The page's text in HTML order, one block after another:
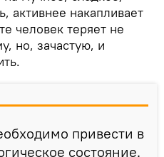
активнее накапливает
человек теряет не
но, зачастую, и
привести в
состояние.